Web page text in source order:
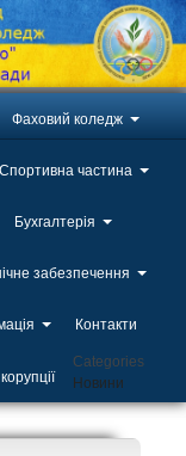
Фаховий коледж
Спортивна частина
Бухгалтерія
забезпечення
Контакти
Categories
Новини